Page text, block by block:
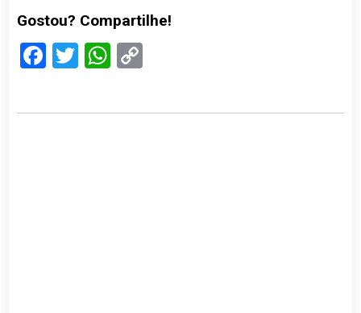
Gostou? Compartilhe!
Facebook
TwitterWhatsApp